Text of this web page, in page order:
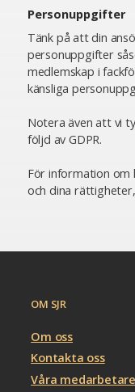
Personuppgifter
Tänk på att din
personuppgifter
medlemskap i
känsliga
Notera även att vi
följd av GDPR.
För information om
och dina
OM SJR
Om oss
Kontakta oss
Våra medarbetare